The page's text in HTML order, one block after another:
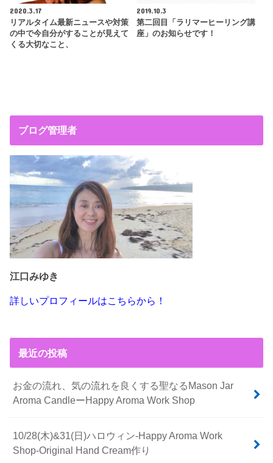
2020.3.17
リアルタイム最新ニュースや対策
の中で今自分がすることが見えて
くる大切なこと、
2019.10.3
第二回目「ラリマーヒーリング講
座」のお知らせです！
ブログ管理者
江口みゆき
詳しいプロフィールはこちらから！
最近の投稿
お金の流れ、気の流れを良くする聖なるMason Jar
Aroma CandleーHappy Aroma Work Shop
10/28(木)&31(日)ハロウィン-Happy Aroma Work
Shop-Original Hand Cream作り